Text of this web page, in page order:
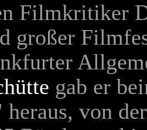
Filmkritiker
großer
gab er
von